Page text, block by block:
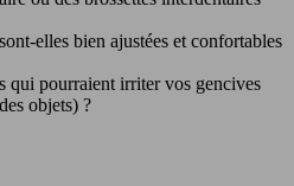
elles bien ajustées et confortables
qui pourraient irriter vos gencives
objets) ?